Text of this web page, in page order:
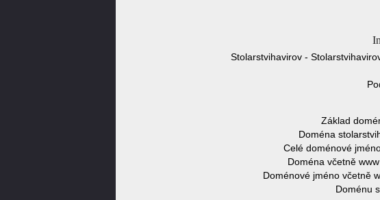
Stolarstvihavirov -
Základ
Doména
Celé doménové
Doména včetně
Doménové jméno včetně
Doménu